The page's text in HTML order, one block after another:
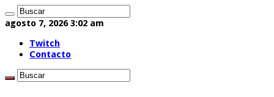
agosto 7, 2026 3:02 am
Twitch
Contacto